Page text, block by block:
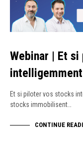
Webinar | Et
Et si piloter vos stocks
stocks immobilisent…
CONTINUE